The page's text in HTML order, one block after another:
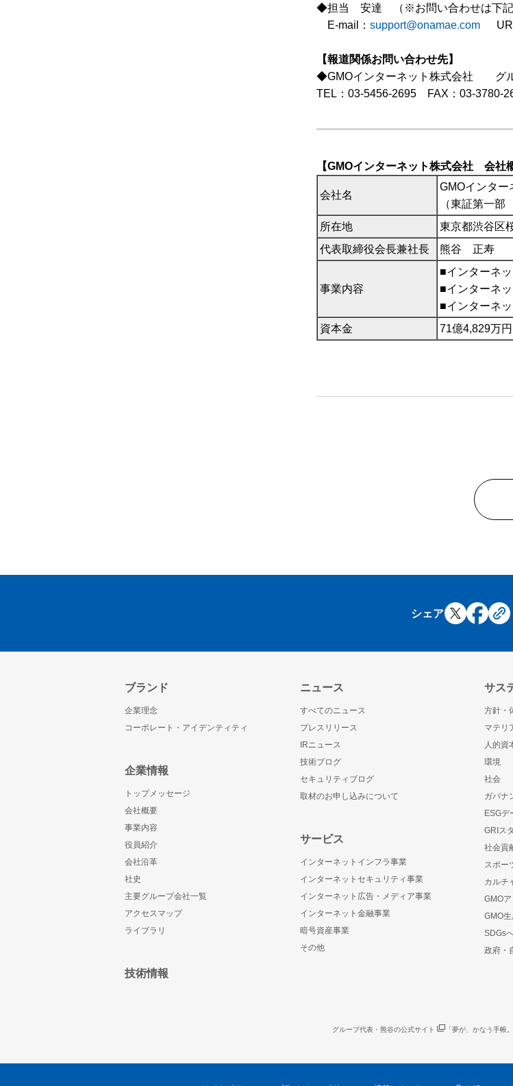
◆担当 安達 （※お問い合わせは下記E
E-mail： support@onamae.com
【報道関係お問い合わせ先】
◆GMOインターネット株式会社 グ
TEL：03-5456-2695 FAX：03-3780-
【GMOインターネット株式会社 会社
会社名
GMOインタ
（東証第一
所在地
東京都渋谷区
代表取締役会長兼社長
熊谷 正寿
事業内容
■インターネ
■インターネ
■インターネ
資本金
71億4,829万円
シェア
ブランド
企業理念
コーポレート・アイデンティティ
企業情報
トップメッセージ
会社概要
事業内容
役員紹介
会社沿革
社史
主要グループ会社一覧
アクセスマップ
ライブラリ
技術情報
ニュース
すべてのニュース
プレスリリース
IRニュース
技術ブログ
セキュリティブログ
取材のお申し込みについて
サービス
インターネットインフラ事業
インターネットセキュリティ事業
インターネット広告・メディア事業
インターネット金融事業
暗号資産事業
その他
サス
方針・
マテリ
人的資
環境
社会
ガバナ
ESGデ
GRIス
社会貢
スポー
カルチ
GMO
GMO
SDGs
政府・
グループ代表・熊谷の公式サイト 「夢が、かなう手帳